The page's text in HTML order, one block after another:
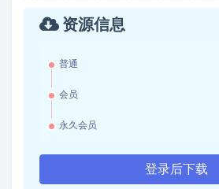
资源信息
普通
会员
永久会员
登录后下载